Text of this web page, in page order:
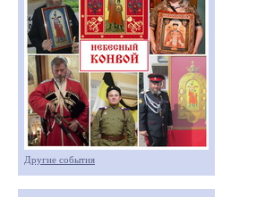
Другие события